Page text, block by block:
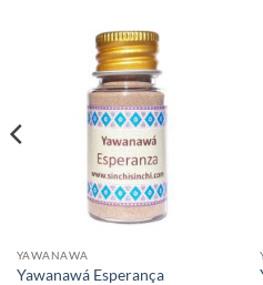
YAWANAWA
Yawanawá Esperança